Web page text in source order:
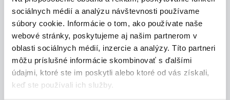
sociálnych médií a analýzu návštevnosti používame
súbory cookie. Informácie o tom, ako používate naše
webové stránky, poskytujeme aj našim partnerom v
oblasti sociálnych médií, inzercie a analýzy. Títo partneri
môžu príslušné informácie skombinovať s ďalšími
údajmi, ktoré ste im poskytli alebo ktoré od vás získali,
keď ste používali ich služby.